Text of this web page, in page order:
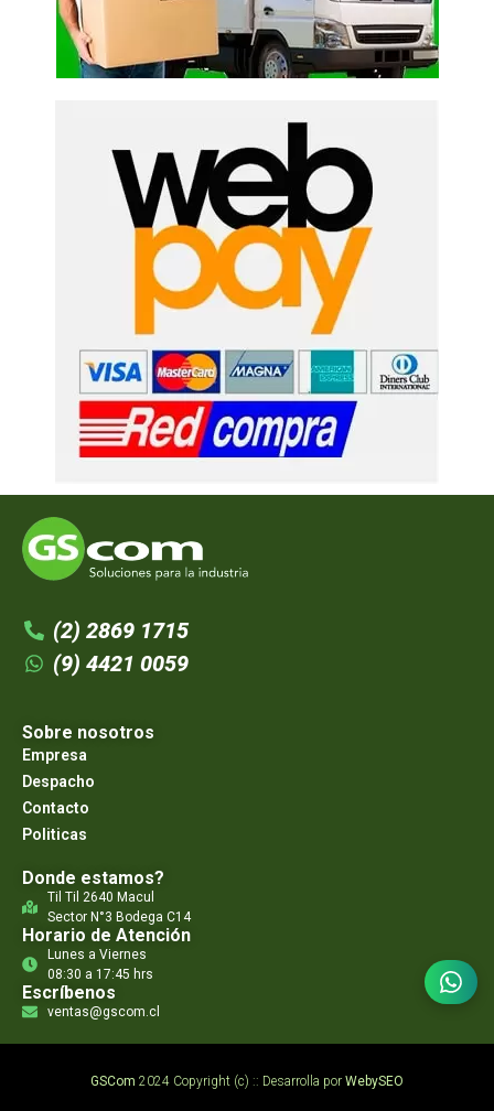
(2) 2869 1715
(9) 4421 0059
Sobre nosotros
Empresa
Despacho
Contacto
Politicas
Donde estamos?
Til Til 2640 Macul
Sector N°3 Bodega C14
Horario de Atención
Lunes a Viernes
08:30 a 17:45 hrs
Escríbenos
ventas@gscom.cl
GSCom 2024 Copyright (c) :: Desarrolla por WebySEO